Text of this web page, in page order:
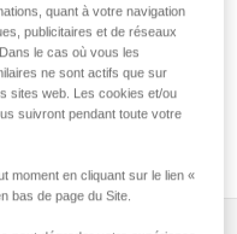
permet, en cas de
personne, sans
Il s'installe facilement
quant à votre navigation
publicitaires et de réseaux
le cas où vous les
ne sont actifs que sur
sites web. Les cookies et/ou
suivront pendant toute votre
moment en cliquant sur le lien «
bas de page du Site.